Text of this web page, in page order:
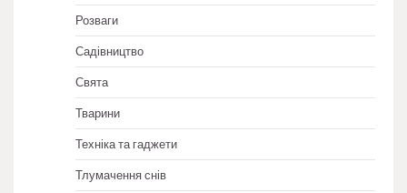
Розваги
Садівництво
Свята
Тварини
Техніка та гаджети
Тлумачення снів